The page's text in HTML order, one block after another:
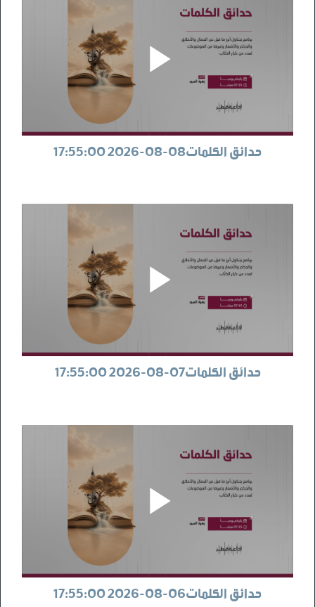
حدائق الكلمات08-08-2026 17:55:00
حدائق الكلمات07-08-2026 17:55:00
حدائق الكلمات06-08-2026 17:55:00